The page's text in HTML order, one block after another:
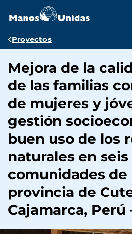
contenido
Ruta
navegación
Proyectos
Mejora de la
de las familias
de mujeres y
gestión
buen uso de los
naturales en seis
comunidades de
provincia de
Cajamarca, Perú